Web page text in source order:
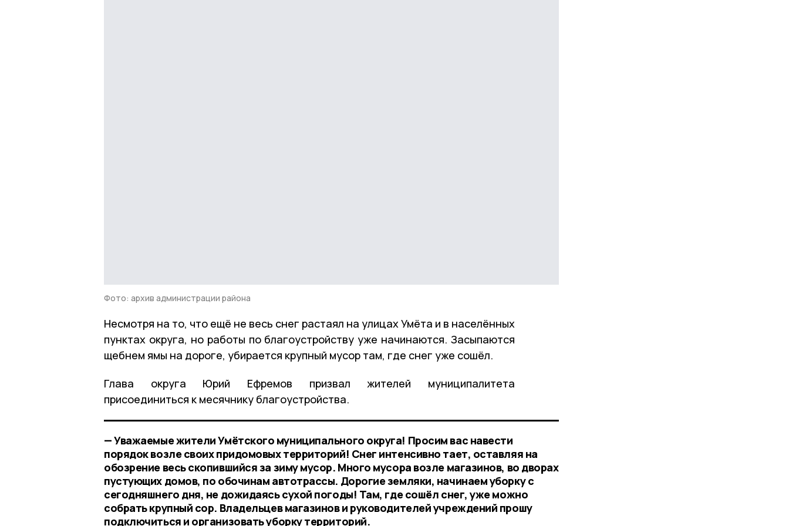
Фото: архив администрации района
Несмотря на то, что ещё не весь снег растаял на улицах Умёта и в населённых
пунктах округа, но работы по благоустройству уже начинаются. Засыпаются
щебнем ямы на дороге, убирается крупный мусор там, где снег уже сошёл.
Глава округа Юрий Ефремов призвал жителей муниципалитета
присоединиться к месячнику благоустройства.
— Уважаемые жители Умётского муниципального округа! Просим вас навести
порядок возле своих придомовых территорий! Снег интенсивно тает, оставляя на
обозрение весь скопившийся за зиму мусор. Много мусора возле магазинов, во дворах
пустующих домов, по обочинам автотрассы. Дорогие земляки, начинаем уборку с
сегодняшнего дня, не дожидаясь сухой погоды! Там, где сошёл снег, уже можно
собрать крупный сор. Владельцев магазинов и руководителей учреждений прошу
подключиться и организовать уборку территорий.